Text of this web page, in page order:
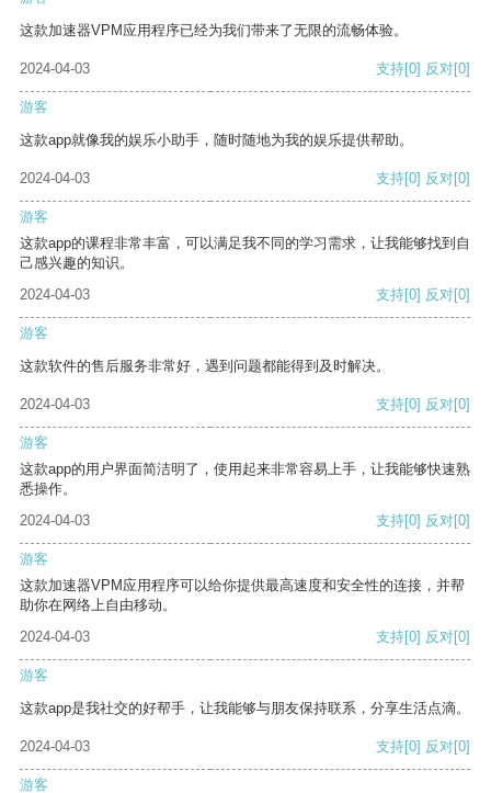
这款加速器VPM应用程序已经为我们带来了无限的流畅体验。
2024-04-03 支持[0] 反对[0]
游客
这款app就像我的娱乐小助手，随时随地为我的娱乐提供帮助。
2024-04-03 支持[0] 反对[0]
游客
这款app的课程非常丰富，可以满足我不同的学习需求，让我能够找到自
己感兴趣的知识。
2024-04-03
支持[0] 反对[0]
游客
这款软件的售后服务非常好，遇到问题都能得到及时解决。
2024-04-03 支持[0] 反对[0]
游客
这款app的用户界面简洁明了，使用起来非常容易上手，让我能够快速熟
悉操作。
2024-04-03
支持[0] 反对[0]
游客
这款加速器VPM应用程序可以给你提供最高速度和安全性的连接，并帮
助你在网络上自由移动。
2024-04-03
支持[0] 反对[0]
游客
这款app是我社交的好帮手，让我能够与朋友保持联系，分享生活点滴。
2024-04-03 支持[0] 反对[0]
游客